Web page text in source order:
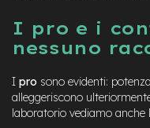
e
-
U
b
a
n
I pro e i
nessuno
I pro sono evidenti:
alleggeriscono
laboratorio vediamo